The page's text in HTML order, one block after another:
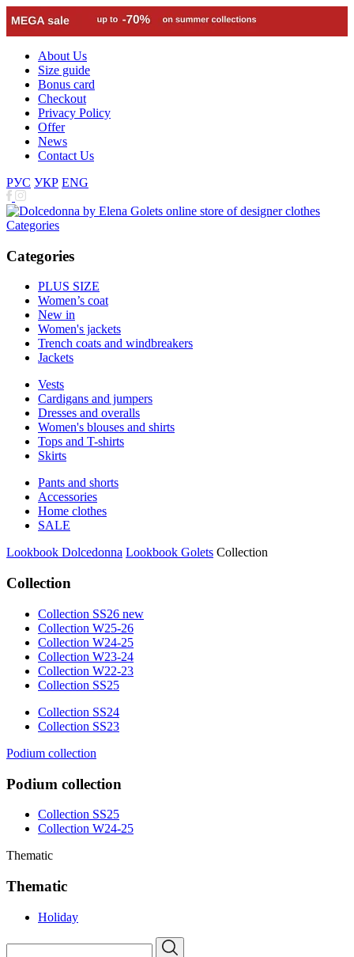
About Us
Size guide
Bonus card
Checkout
Privacy Policy
Offer
News
Contact Us
РУС УКР ENG
Categories
Categories
PLUS SIZE
Women’s coat
New in
Women's jackets
Trench coats and windbreakers
Jackets
Vests
Cardigans and jumpers
Dresses and overalls
Women's blouses and shirts
Tops and T-shirts
Skirts
Pants and shorts
Accessories
Home clothes
SALE
Lookbook Dolcedonna Lookbook Golets Collection
Collection
Collection SS26 new
Collection W25-26
Collection W24-25
Collection W23-24
Collection W22-23
Collection SS25
Collection SS24
Collection SS23
Podium collection
Podium collection
Collection SS25
Collection W24-25
Thematic
Thematic
Holiday